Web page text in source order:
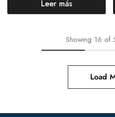
Leer más
Showing 16 of
Load